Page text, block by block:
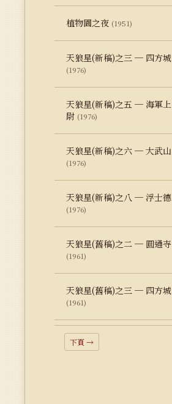
植物園之夜 (1951)
天狼星(新稿)之三 ─ 四方城
(1976)
天狼星(新稿)之五 ─ 海軍上
尉 (1976)
天狼星(新稿)之六 ─ 大武山
(1976)
天狼星(新稿)之八 ─ 浮士德
(1976)
天狼星(舊稿)之二 ─ 圓通寺
(1961)
天狼星(舊稿)之三 ─ 四方城
(1961)
下頁 →